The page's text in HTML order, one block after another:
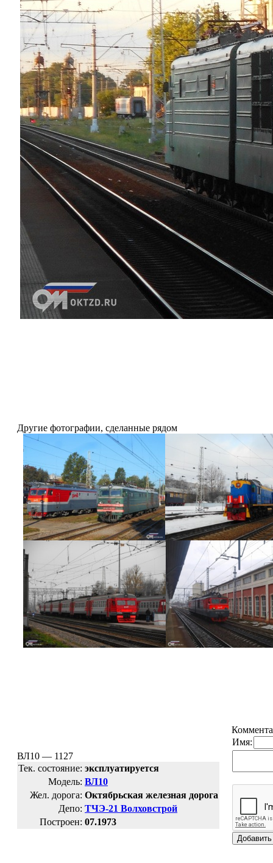
Другие фотографии, сделанные рядом
ВЛ10 — 1127
Тек. состояние: эксплуатируется
Модель: ВЛ10
Жел. дорога: Октябрьская железная дорога
Депо: ТЧЭ-21 Волховстрой
Построен: 07.1973
Имя: